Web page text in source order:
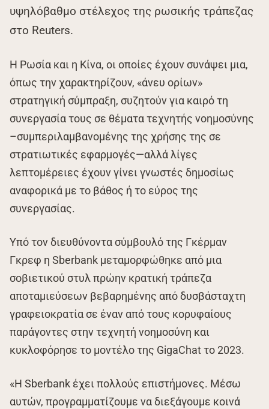
υψηλόβαθμο στέλεχος της ρωσικής τράπεζας
στο Reuters.
Η Ρωσία και η Κίνα, οι οποίες έχουν συνάψει μια,
όπως την χαρακτηρίζουν, «άνευ ορίων»
στρατηγική σύμπραξη, συζητούν για καιρό τη
συνεργασία τους σε θέματα τεχνητής νοημοσύνης
–συμπεριλαμβανομένης της χρήσης της σε
στρατιωτικές εφαρμογές—αλλά λίγες
λεπτομέρειες έχουν γίνει γνωστές δημοσίως
αναφορικά με το βάθος ή το εύρος της
συνεργασίας.
Υπό τον διευθύνοντα σύμβουλό της Γκέρμαν
Γκρεφ η Sberbank μεταμορφώθηκε από μια
σοβιετικού στυλ πρώην κρατική τράπεζα
αποταμιεύσεων βεβαρημένης από δυσβάσταχτη
γραφειοκρατία σε έναν από τους κορυφαίους
παράγοντες στην τεχνητή νοημοσύνη και
κυκλοφόρησε το μοντέλο της GigaChat το 2023.
«Η Sberbank έχει πολλούς επιστήμονες. Μέσω
αυτών, προγραμματίζουμε να διεξάγουμε κοινά